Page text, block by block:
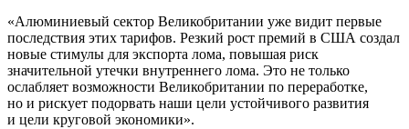
«Алюминиевый сектор Великобритании уже видит первые
последствия этих тарифов. Резкий рост премий в США создал
новые стимулы для экспорта лома, повышая риск
значительной утечки внутреннего лома. Это не только
ослабляет возможности Великобритании по переработке,
но и рискует подорвать наши цели устойчивого развития
и цели круговой экономики».